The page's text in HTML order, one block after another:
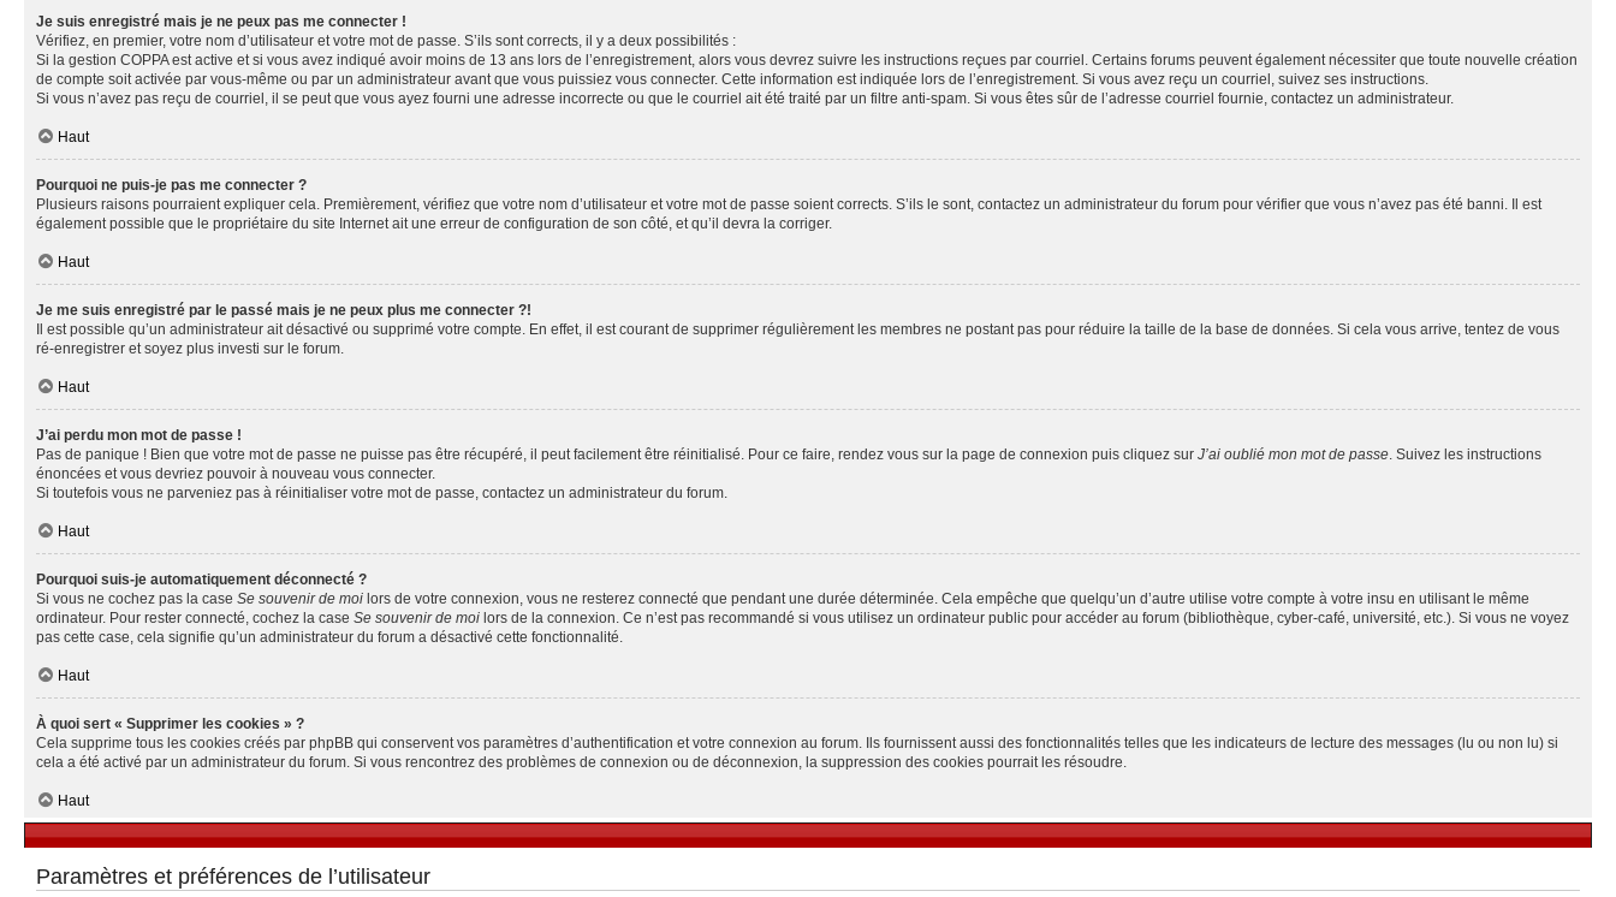
Je suis enregistré mais je ne peux pas me connecter !
Vérifiez, en premier, votre nom d’utilisateur et votre mot de passe. S’ils sont corrects, il y a deux possibilités :
Si la gestion COPPA est active et si vous avez indiqué avoir moins de 13 ans lors de l’enregistrement, alors vous devrez suivre les instructions reçues par courriel. Certains forums peuvent également nécessiter que toute nouvelle création
de compte soit activée par vous-même ou par un administrateur avant que vous puissiez vous connecter. Cette information est indiquée lors de l’enregistrement. Si vous avez reçu un courriel, suivez ses instructions.
Si vous n’avez pas reçu de courriel, il se peut que vous ayez fourni une adresse incorrecte ou que le courriel ait été traité par un filtre anti-spam. Si vous êtes sûr de l’adresse courriel fournie, contactez un administrateur.
Haut
Pourquoi ne puis-je pas me connecter ?
Plusieurs raisons pourraient expliquer cela. Premièrement, vérifiez que votre nom d’utilisateur et votre mot de passe soient corrects. S’ils le sont, contactez un administrateur du forum pour vérifier que vous n’avez pas été banni. Il est
également possible que le propriétaire du site Internet ait une erreur de configuration de son côté, et qu’il devra la corriger.
Haut
Je me suis enregistré par le passé mais je ne peux plus me connecter ?!
Il est possible qu’un administrateur ait désactivé ou supprimé votre compte. En effet, il est courant de supprimer régulièrement les membres ne postant pas pour réduire la taille de la base de données. Si cela vous arrive, tentez de vous
ré-enregistrer et soyez plus investi sur le forum.
Haut
J’ai perdu mon mot de passe !
Pas de panique ! Bien que votre mot de passe ne puisse pas être récupéré, il peut facilement être réinitialisé. Pour ce faire, rendez vous sur la page de connexion puis cliquez sur J’ai oublié mon mot de passe. Suivez les instructions
énoncées et vous devriez pouvoir à nouveau vous connecter.
Si toutefois vous ne parveniez pas à réinitialiser votre mot de passe, contactez un administrateur du forum.
Haut
Pourquoi suis-je automatiquement déconnecté ?
Si vous ne cochez pas la case Se souvenir de moi lors de votre connexion, vous ne resterez connecté que pendant une durée déterminée. Cela empêche que quelqu’un d’autre utilise votre compte à votre insu en utilisant le même
ordinateur. Pour rester connecté, cochez la case Se souvenir de moi lors de la connexion. Ce n’est pas recommandé si vous utilisez un ordinateur public pour accéder au forum (bibliothèque, cyber-café, université, etc.). Si vous ne voyez
pas cette case, cela signifie qu’un administrateur du forum a désactivé cette fonctionnalité.
Haut
À quoi sert « Supprimer les cookies » ?
Cela supprime tous les cookies créés par phpBB qui conservent vos paramètres d’authentification et votre connexion au forum. Ils fournissent aussi des fonctionnalités telles que les indicateurs de lecture des messages (lu ou non lu) si
cela a été activé par un administrateur du forum. Si vous rencontrez des problèmes de connexion ou de déconnexion, la suppression des cookies pourrait les résoudre.
Haut
Paramètres et préférences de l’utilisateur